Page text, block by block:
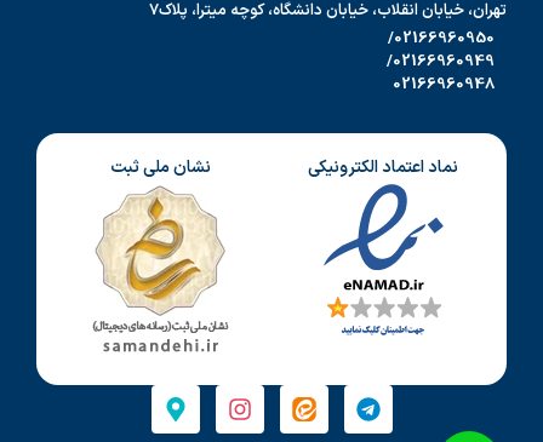
تهران، خیابان انقلاب، خیابان دانشگاه، کوچه میترا، پلاک7
02166960950/
02166960949/
02166960948
نماد اعتماد الکترونیکی نشان ملی ثبت